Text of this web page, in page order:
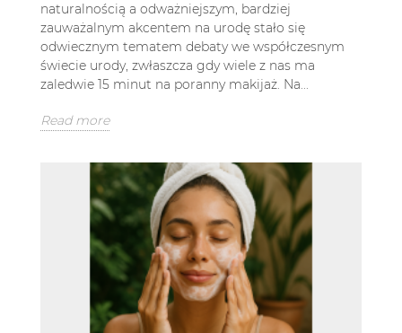
naturalnością a odważniejszym, bardziej
zauważalnym akcentem na urodę stało się
odwiecznym tematem debaty we współczesnym
świecie urody, zwłaszcza gdy wiele z nas ma
zaledwie 15 minut na poranny makijaż. Na...
Read more